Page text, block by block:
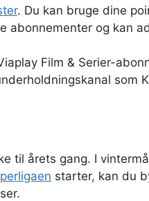
. Du kan bruge dine
abonnementer og kan
Film & Serier-
som
til årets gang. I
starter, kan du